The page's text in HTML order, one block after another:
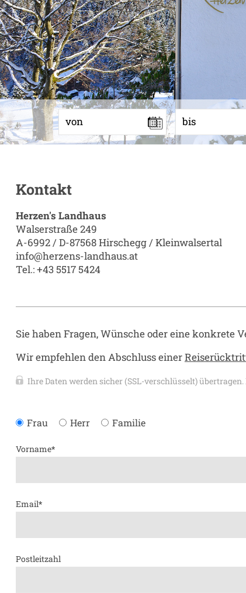
von bis
Kontakt
Herzen's Landhaus
Walserstraße 249
A-6992 / D-87568 Hirschegg / Kleinwalsertal
info@herzens-landhaus.at
Tel.: +43 5517 5424
Sie haben Fragen, Wünsche oder eine konkrete
Wir empfehlen den Abschluss einer
Ihre Daten werden sicher (SSL-verschlüsselt)
Frau Herr Familie
Vorname*
Email*
Postleitzahl